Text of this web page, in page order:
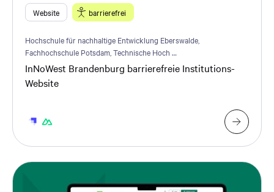
Website barrierefrei
Hochschule für nachhaltige Entwicklung Eberswalde,
Fachhochschule Potsdam, Technische Hoch …
InNoWest Brandenburg barrierefreie Institutions-
Website